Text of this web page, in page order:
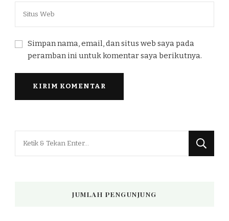
Simpan nama, email, dan situs web saya pada
peramban ini untuk komentar saya berikutnya.
JUMLAH PENGUNJUNG